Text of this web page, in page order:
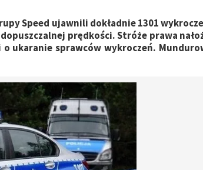
Speed ujawnili dokładnie 1301
prędkości. Stróże prawa
ukaranie sprawców wykroczeń.